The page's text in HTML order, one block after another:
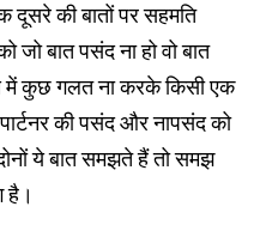
दूसरे की बातों पर सहमति
जो बात पसंद ना हो वो बात
में कुछ गलत ना करके किसी एक
की पसंद और नापसंद को
ये बात समझते हैं तो समझ
है।